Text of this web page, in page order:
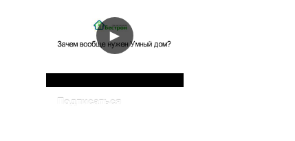
►
Подписаться